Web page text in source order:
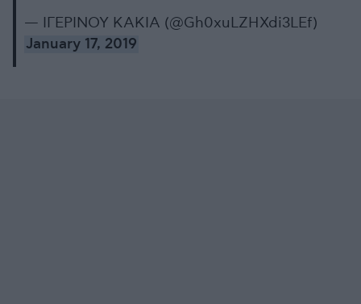
— ΙΓΕΡΙΝΟΥ ΚΑΚΙΑ (@Gh0xuLZHXdi3LEf)
January 17, 2019